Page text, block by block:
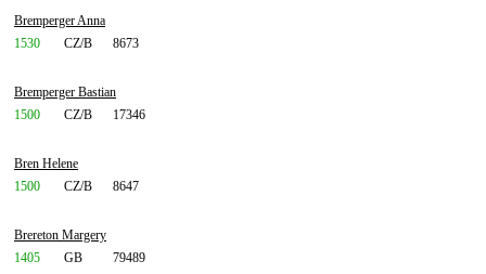
Bremperger Anna
1530
CZ/B 8673
Bremperger Bastian
1500
CZ/B 17346
Bren Helene
1500
CZ/B 8647
Brereton Margery
1405
GB 79489